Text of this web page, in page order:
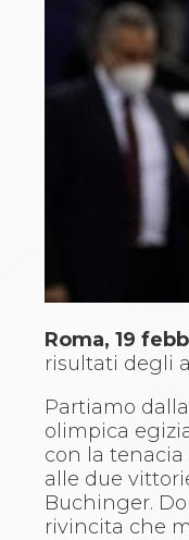
Roma, 19
risultati degli
Partiamo
olimpica
con la tenacia
alle due
Buchinger.
rivincita che